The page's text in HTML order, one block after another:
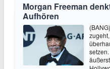
Morgan Freeman
Aufhören